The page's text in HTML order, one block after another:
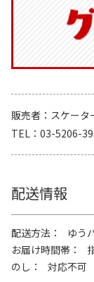
販売者
スケータ
TEL
03-5206-
配送情報
配送方法
ゆう
お届け時間帯
のし
対応不可